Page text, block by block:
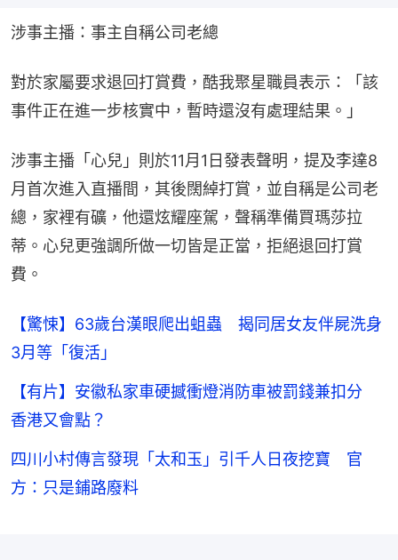
涉事主播：事主自稱公司老總
對於家屬要求退回打賞費，酷我聚星職員表示：「該
事件正在進一步核實中，暫時還沒有處理結果。」
涉事主播「心兒」則於11月1日發表聲明，提及李達8
月首次進入直播間，其後闊綽打賞，並自稱是公司老
總，家裡有礦，他還炫耀座駕，聲稱準備買瑪莎拉
蒂。心兒更強調所做一切皆是正當，拒絕退回打賞
費。
【驚悚】63歲台漢眼爬出蛆蟲 揭同居女友伴屍洗身
3月等「復活」
【有片】安徽私家車硬撼衝燈消防車被罰錢兼扣分
香港又會點？
四川小村傳言發現「太和玉」引千人日夜挖寶 官
方：只是鋪路廢料